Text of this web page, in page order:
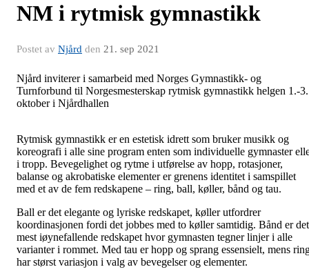
NM i rytmisk gymnastikk
Postet av Njård den 21. sep 2021
Njård inviterer i samarbeid med Norges Gymnastikk- og
Turnforbund til Norgesmesterskap rytmisk gymnastikk helgen 1.-3.
oktober i Njårdhallen
Rytmisk gymnastikk er en estetisk idrett som bruker musikk og
koreografi i alle sine program enten som individuelle gymnaster
i tropp. Bevegelighet og rytme i utførelse av hopp, rotasjoner,
balanse og akrobatiske elementer er grenens identitet i samspillet
med et av de fem redskapene – ring, ball, køller, bånd og tau.
Ball er det elegante og lyriske redskapet, køller utfordrer
koordinasjonen fordi det jobbes med to køller samtidig. Bånd er det
mest iøynefallende redskapet hvor gymnasten tegner linjer i alle
varianter i rommet. Med tau er hopp og sprang essensielt, mens
har størst variasjon i valg av bevegelser og elementer.